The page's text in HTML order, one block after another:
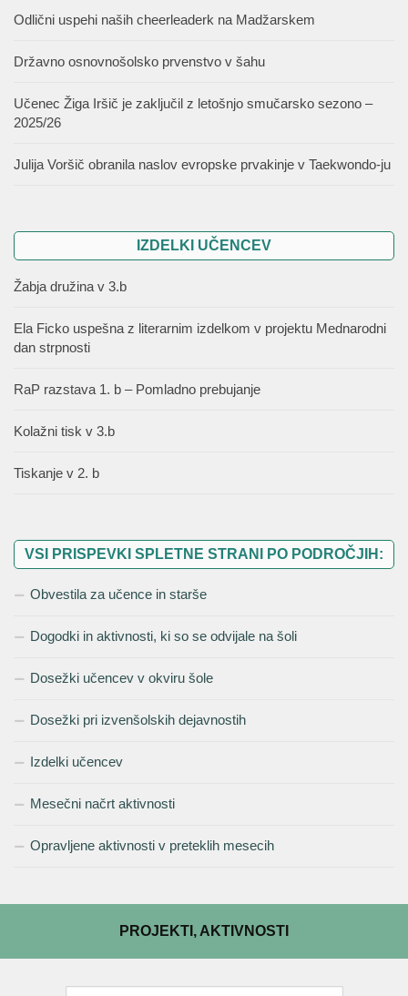
Odlični uspehi naših cheerleaderk na Madžarskem
Državno osnovnošolsko prvenstvo v šahu
Učenec Žiga Iršič je zaključil z letošnjo smučarsko sezono –
2025/26
Julija Voršič obranila naslov evropske prvakinje v Taekwondo-ju
IZDELKI UČENCEV
Žabja družina v 3.b
Ela Ficko uspešna z literarnim izdelkom v projektu Mednarodni
dan strpnosti
RaP razstava 1. b – Pomladno prebujanje
Kolažni tisk v 3.b
Tiskanje v 2. b
VSI PRISPEVKI SPLETNE STRANI PO PODROČJIH:
Obvestila za učence in starše
Dogodki in aktivnosti, ki so se odvijale na šoli
Dosežki učencev v okviru šole
Dosežki pri izvenšolskih dejavnostih
Izdelki učencev
Mesečni načrt aktivnosti
Opravljene aktivnosti v preteklih mesecih
PROJEKTI, AKTIVNOSTI